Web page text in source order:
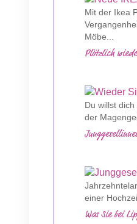
Mit der Ikea
Möbe...
Plötzlich
Du willst
der
einer
Was Sie bei